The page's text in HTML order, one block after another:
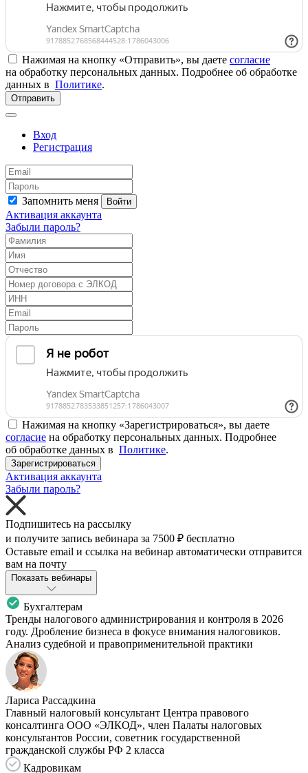
Нажимая на кнопку «Отправить», вы даете согласие
на обработку персональных данных. Подробнее об обработке
данных в Политике.
Отправить
Вход
Регистрация
Запомнить меня Войти
Активация аккаунта
Забыли пароль?
Нажимая на кнопку «Зарегистрироваться», вы даете
согласие на обработку персональных данных. Подробнее
об обработке данных в Политике.
Зарегистрироваться
Активация аккаунта
Забыли пароль?
Подпишитесь на рассылку
и получите запись вебинара за 7500 ₽ бесплатно
Оставьте email и ссылка на вебинар автоматически отправится
вам на почту
Показать вебинары
Бухгалтерам
Тренды налогового администрирования и контроля в 2026
году. Дробление бизнеса в фокусе внимания налоговиков.
Анализ судебной и правоприменительной практики
Лариса Рассадкина
Главный налоговый консультант Центра правового
консалтинга ООО «ЭЛКОД», член Палаты налоговых
консультантов России, советник государственной
гражданской службы РФ 2 класса
Кадровикам